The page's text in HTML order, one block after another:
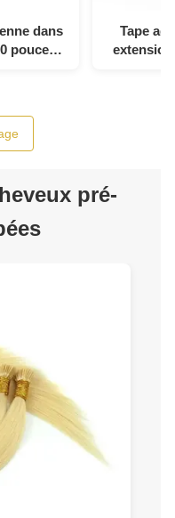
dans
pouces
Tape
pré-